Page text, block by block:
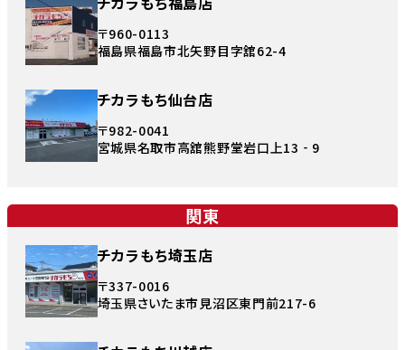
〒960-0113
福島県福島市北矢野目字舘62-4
チカラもち仙台店
〒982-0041
宮城県名取市高舘熊野堂岩口上13‐9
関東
チカラもち埼玉店
〒337-0016
埼玉県さいたま市見沼区東門前217-6